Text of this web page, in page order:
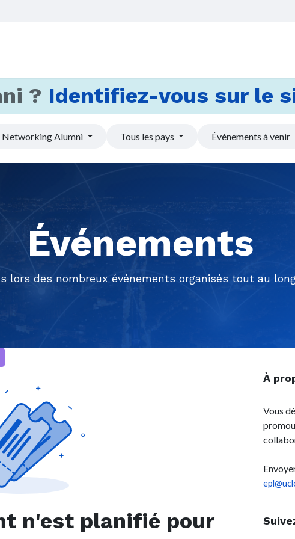
? Identifiez-vous sur le
Networking Alumni Tous les pays Événements à venir
Événements
lors des nombreux événements organisés tout au
n'est planifié pour
À
Vous